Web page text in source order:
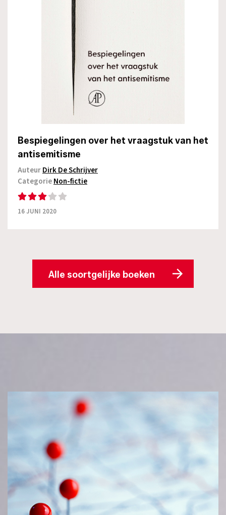
Bespiegelingen over het vraagstuk van het
antisemitisme
AuteurDirk De Schrijver
CategorieNon-fictie
16 JUNI 2020
Alle soortgelijke boeken